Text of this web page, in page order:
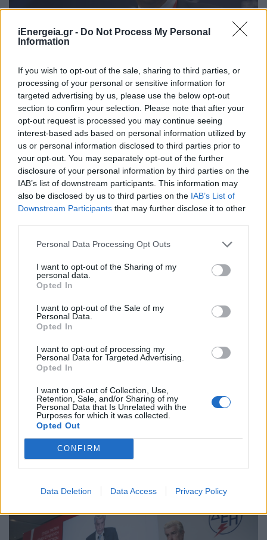
iEnergeia.gr - Do Not Process My Personal
Information
If you wish to opt-out of the sale, sharing to third parties, or
processing of your personal or sensitive information for
targeted advertising by us, please use the below opt-out
section to confirm your selection. Please note that after your
opt-out request is processed you may continue seeing
interest-based ads based on personal information utilized by
us or personal information disclosed to third parties prior to
your opt-out. You may separately opt-out of the further
disclosure of your personal information by third parties on the
IAB’s list of downstream participants. This information may
also be disclosed by us to third parties on the IAB’s List of
Downstream Participants that may further disclose it to other
Personal Data Processing Opt Outs
I want to opt-out of the Sharing of my
personal data.
Opted In
I want to opt-out of the Sale of my
Personal Data.
Opted In
I want to opt-out of processing my
Personal Data for Targeted Advertising.
Opted In
I want to opt-out of Collection, Use,
Retention, Sale, and/or Sharing of my
Personal Data that Is Unrelated with the
Purposes for which it was collected.
Opted Out
CONFIRM
Data Deletion Data Access Privacy Policy
Δήμας: Τα μέτρα ενίσχυσης για την
ενεργειακή κρίση διαρκώς
επεκτείνονται και διευρύνονται
ΠΟΛΙΤΙΚΗ
16/08/2022 - 15:52
Οι νέες τιμές για το ρεύμα - Τι
εταιρειών
ΗΛΕΚΤΡΙΣΜΟΣ
22/07/2022 - 10:41